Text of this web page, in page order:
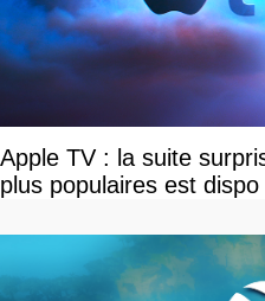
Apple TV : la suite
plus populaires est dispo